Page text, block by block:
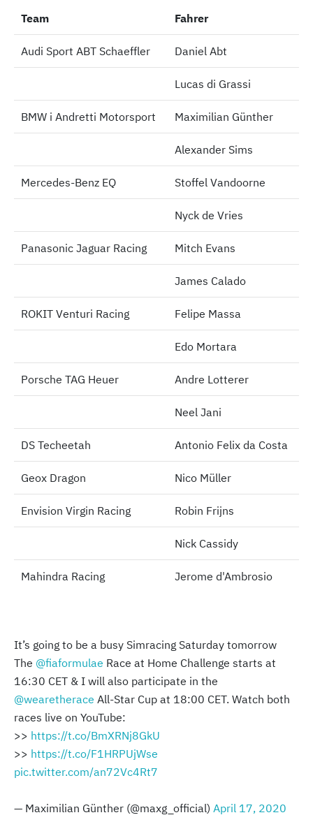
Team Fahrer
Audi Sport ABT Schaeffler Daniel Abt
Lucas di Grassi
BMW i Andretti Motorsport Maximilian Günther
Alexander Sims
Mercedes-Benz EQ Stoffel Vandoorne
Nyck de Vries
Panasonic Jaguar Racing Mitch Evans
James Calado
ROKIT Venturi Racing Felipe Massa
Edo Mortara
Porsche TAG Heuer Andre Lotterer
Neel Jani
DS Techeetah Antonio Felix da Costa
Geox Dragon Nico Müller
Envision Virgin Racing Robin Frijns
Nick Cassidy
Mahindra Racing Jerome d'Ambrosio
Team
Audi Sport ABT Schaeffler
BMW i Andretti Motorsport
Mercedes-Benz EQ
Panasonic Jaguar Racing
ROKIT Venturi Racing
Porsche TAG Heuer
DS Techeetah
Geox Dragon
Envision Virgin Racing
Mahindra Racing
It’s going to be a busy Simracing Saturday tomorrow
The @fiaformulae Race at Home Challenge starts at
16:30 CET & I will also participate in the
@wearetherace All-Star Cup at 18:00 CET. Watch both
races live on YouTube:
>> https://t.co/BmXRNj8GkU
>> https://t.co/F1HRPUjWse
pic.twitter.com/an72Vc4Rt7
— Maximilian Günther (@maxg_official) April 17, 2020